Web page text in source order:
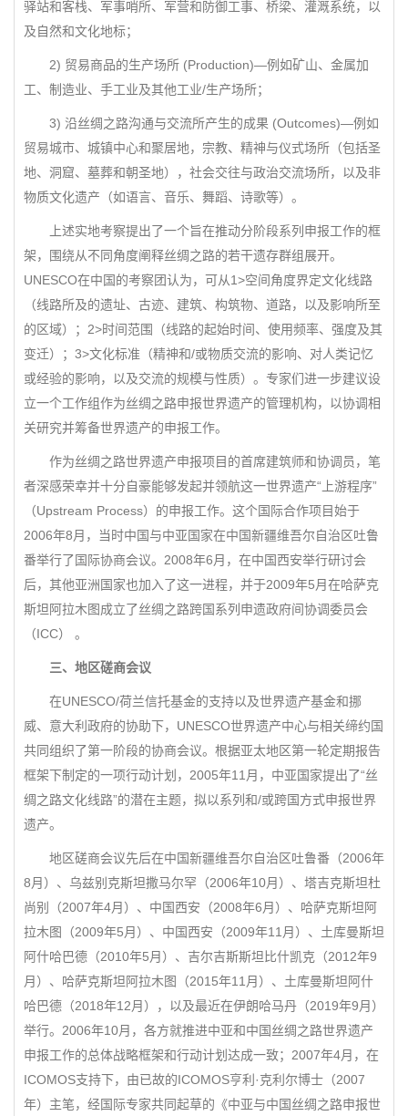
驿站和客栈、军事哨所、军营和防御工事、桥梁、灌溉系统，以
及自然和文化地标；
2) 贸易商品的生产场所 (Production)—例如矿山、金属加
工、制造业、手工业及其他工业/生产场所；
3) 沿丝绸之路沟通与交流所产生的成果 (Outcomes)—例如
贸易城市、城镇中心和聚居地，宗教、精神与仪式场所（包括圣
地、洞窟、墓葬和朝圣地），社会交往与政治交流场所，以及非
物质文化遗产（如语言、音乐、舞蹈、诗歌等）。
上述实地考察提出了一个旨在推动分阶段系列申报工作的框
架，围绕从不同角度阐释丝绸之路的若干遗存群组展开。
UNESCO在中国的考察团认为，可从1>空间角度界定文化线路
（线路所及的遗址、古迹、建筑、构筑物、道路，以及影响所至
的区域）；2>时间范围（线路的起始时间、使用频率、强度及其
变迁）；3>文化标准（精神和/或物质交流的影响、对人类记忆
或经验的影响，以及交流的规模与性质）。专家们进一步建议设
立一个工作组作为丝绸之路申报世界遗产的管理机构，以协调相
关研究并筹备世界遗产的申报工作。
作为丝绸之路世界遗产申报项目的首席建筑师和协调员，笔
者深感荣幸并十分自豪能够发起并领航这一世界遗产“上游程序”
（Upstream Process）的申报工作。这个国际合作项目始于
2006年8月，当时中国与中亚国家在中国新疆维吾尔自治区吐鲁
番举行了国际协商会议。2008年6月，在中国西安举行研讨会
后，其他亚洲国家也加入了这一进程，并于2009年5月在哈萨克
斯坦阿拉木图成立了丝绸之路跨国系列申遗政府间协调委员会
（ICC） 。
三、地区磋商会议
在UNESCO/荷兰信托基金的支持以及世界遗产基金和挪
威、意大利政府的协助下，UNESCO世界遗产中心与相关缔约国
共同组织了第一阶段的协商会议。根据亚太地区第一轮定期报告
框架下制定的一项行动计划，2005年11月，中亚国家提出了“丝
绸之路文化线路”的潜在主题，拟以系列和/或跨国方式申报世界
遗产。
地区磋商会议先后在中国新疆维吾尔自治区吐鲁番（2006年
8月）、乌兹别克斯坦撒马尔罕（2006年10月）、塔吉克斯坦杜
尚别（2007年4月）、中国西安（2008年6月）、哈萨克斯坦阿
拉木图（2009年5月）、中国西安（2009年11月）、土库曼斯坦
阿什哈巴德（2010年5月）、吉尔吉斯斯坦比什凯克（2012年9
月）、哈萨克斯坦阿拉木图（2015年11月）、土库曼斯坦阿什
哈巴德（2018年12月），以及最近在伊朗哈马丹（2019年9月）
举行。2006年10月，各方就推进中亚和中国丝绸之路世界遗产
申报工作的总体战略框架和行动计划达成一致；2007年4月，在
ICOMOS支持下，由已故的ICOMOS亨利·克利尔博士（2007
年）主笔，经国际专家共同起草的《中亚与中国丝绸之路申报世